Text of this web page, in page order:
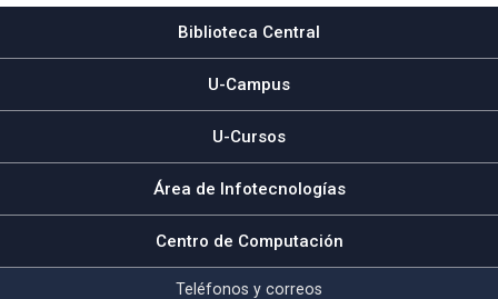
Biblioteca Central
U-Campus
U-Cursos
Área de Infotecnologías
Centro de Computación
Teléfonos y correos